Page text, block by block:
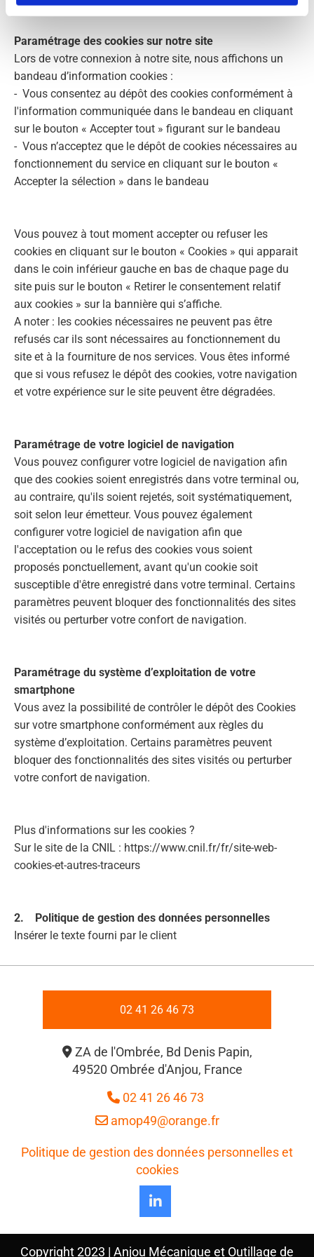
Paramétrage des cookies sur notre site
Lors de votre connexion à notre site, nous affichons un
bandeau d’information cookies :
- Vous consentez au dépôt des cookies conformément à
l'information communiquée dans le bandeau en cliquant
sur le bouton « Accepter tout » figurant sur le bandeau
- Vous n’acceptez que le dépôt de cookies nécessaires au
fonctionnement du service en cliquant sur le bouton «
Accepter la sélection » dans le bandeau
Vous pouvez à tout moment accepter ou refuser les
cookies en cliquant sur le bouton « Cookies » qui apparait
dans le coin inférieur gauche en bas de chaque page du
site puis sur le bouton « Retirer le consentement relatif
aux cookies » sur la bannière qui s’affiche.
A noter : les cookies nécessaires ne peuvent pas être
refusés car ils sont nécessaires au fonctionnement du
site et à la fourniture de nos services. Vous êtes informé
que si vous refusez le dépôt des cookies, votre navigation
et votre expérience sur le site peuvent être dégradées.
Paramétrage de votre logiciel de navigation
Vous pouvez configurer votre logiciel de navigation afin
que des cookies soient enregistrés dans votre terminal ou,
au contraire, qu'ils soient rejetés, soit systématiquement,
soit selon leur émetteur. Vous pouvez également
configurer votre logiciel de navigation afin que
l'acceptation ou le refus des cookies vous soient
proposés ponctuellement, avant qu'un cookie soit
susceptible d'être enregistré dans votre terminal. Certains
paramètres peuvent bloquer des fonctionnalités des sites
visités ou perturber votre confort de navigation.
Paramétrage du système d’exploitation de votre
smartphone
Vous avez la possibilité de contrôler le dépôt des Cookies
sur votre smartphone conformément aux règles du
système d’exploitation. Certains paramètres peuvent
bloquer des fonctionnalités des sites visités ou perturber
votre confort de navigation.
Plus d'informations sur les cookies ?
Sur le site de la CNIL : https://www.cnil.fr/fr/site-web-
cookies-et-autres-traceurs
2. Politique de gestion des données personnelles
Insérer le texte fourni par le client
02 41 26 46 73
ZA de l'Ombrée, Bd Denis Papin,
49520 Ombrée d'Anjou, France
 02 41 26 46 73
 amop49@orange.fr
Politique de gestion des données personnelles et
cookies
Copyright 2023 | Anjou Mécanique et Outillage de